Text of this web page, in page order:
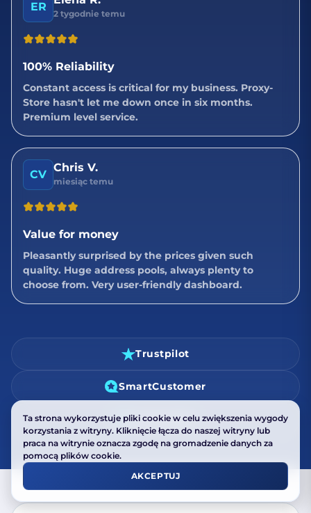
ER
2 tygodnie temu
100% Reliability
Constant access is critical for my business. Proxy-
Store hasn't let me down once in six months.
Premium level service.
CV Chris V.
miesiąc temu
Value for money
Pleasantly surprised by the prices given such
quality. Huge address pools, always plenty to
choose from. Very user-friendly dashboard.
Trustpilot
SmartCustomer
Trustprofile
Ta strona wykorzystuje pliki cookie w celu zwiększenia wygody
korzystania z witryny. Kliknięcie łącza do naszej witryny lub
praca na witrynie oznacza zgodę na gromadzenie danych za
pomocą plików cookie.
AKCEPTUJ